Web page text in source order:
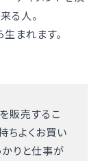
る人。
まれます。
販売するこ
ちよくお買い
かりと仕事が